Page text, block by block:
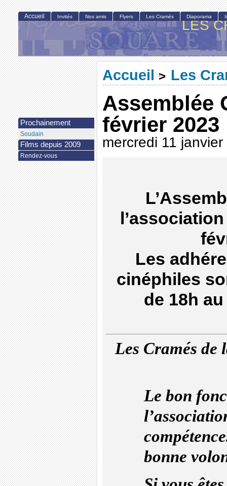
LES
Accueil > Les
Assemblée
février 2023
mercredi 11
Les
cinéphiles
de 18h
Les Cramés de
Le bon
bonne
Accueil Invités Nos amis Flyers Les Cramés Diaporama
Prochainement
Soudain
Films depuis 2009
Rendez-vous